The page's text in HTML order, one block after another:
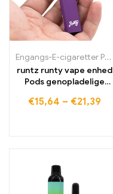
Engangs-E-cigaretter Polen
runtz runty vape enhed
Pods genopladelige
€15,64 – €21,39